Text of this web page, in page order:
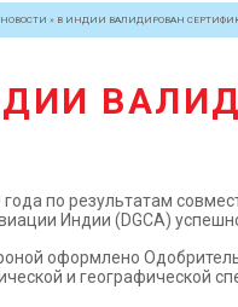
НОВОСТИ » В ИНДИИ ВАЛИДИРОВАН
года по результатам
Индии (DGCA)
оформлено
и географической